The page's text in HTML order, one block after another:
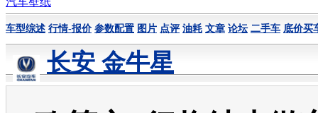
车型综述 行情-报价 参数配置 图片 点评 油耗 文章 论坛 二手车 底价买
长安 金牛星